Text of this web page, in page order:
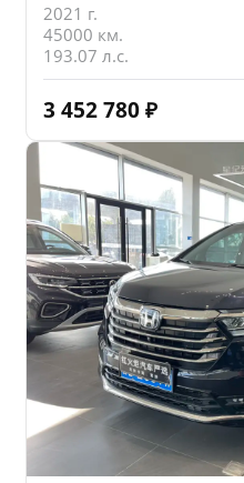
2021 г.
45000 км.
193.07 л.с.
3 452 780 ₽